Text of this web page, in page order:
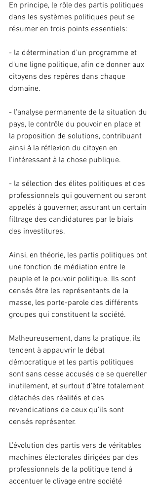
En principe, le rôle des partis politiques
dans les systèmes politiques peut se
résumer en trois points essentiels:
- la détermination d'un programme et
d'une ligne politique, afin de donner aux
citoyens des repères dans chaque
domaine.
- l'analyse permanente de la situation du
pays, le contrôle du pouvoir en place et
la proposition de solutions, contribuant
ainsi à la réflexion du citoyen en
l'intéressant à la chose publique.
- la sélection des élites politiques et des
professionnels qui gouvernent ou seront
appelés à gouverner, assurant un certain
filtrage des candidatures par le biais
des investitures.
Ainsi, en théorie, les partis politiques ont
une fonction de médiation entre le
peuple et le pouvoir politique. Ils sont
censés être les représentants de la
masse, les porte-parole des différents
groupes qui constituent la société.
Malheureusement, dans la pratique, ils
tendent à appauvrir le débat
démocratique et les partis politiques
sont sans cesse accusés de se quereller
inutilement, et surtout d'être totalement
détachés des réalités et des
revendications de ceux qu'ils sont
censés représenter.
L’évolution des partis vers de véritables
machines électorales dirigées par des
professionnels de la politique tend à
accentuer le clivage entre société